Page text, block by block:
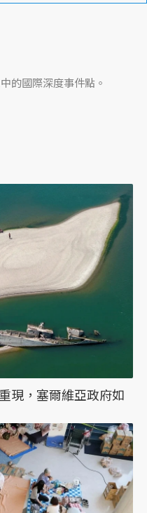
的國際深度事件點。
現，塞爾維亞政府如